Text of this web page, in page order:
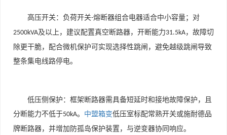
高压开关：负荷开关-熔断器组合电器适合中小容量；对
2500kVA及以上，建议配置真空断路器，开断能力31.5kA，故障切
除更干脆，配合微机保护可实现选择性跳闸，避免越级跳闸导致
整条集电线路停电。
低压侧保护：框架断路器需具备短延时和接地故障保护，且
分断能力不低于50kA。 中盟箱变低压室标配常熟开关或施耐德品
牌断路器，并增加防孤岛保护装置，与逆变器协同响应。